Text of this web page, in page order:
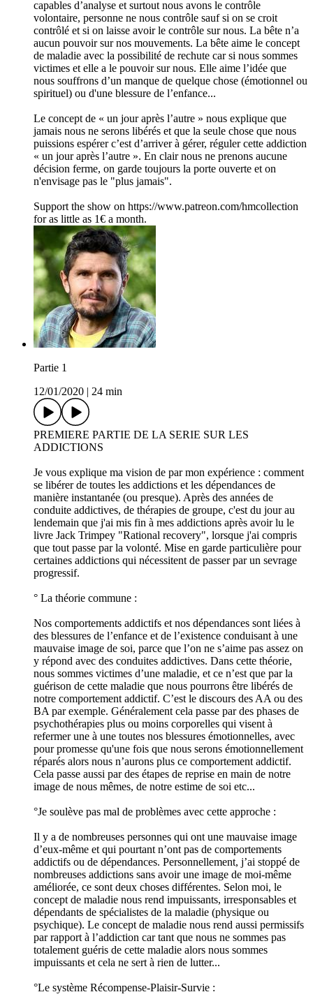
capables d’analyse et surtout nous avons le contrôle
volontaire, personne ne nous contrôle sauf si on se croit
contrôlé et si on laisse avoir le contrôle sur nous. La bête n’a
aucun pouvoir sur nos mouvements. La bête aime le concept
de maladie avec la possibilité de rechute car si nous sommes
victimes et elle a le pouvoir sur nous. Elle aime l’idée que
nous souffrons d’un manque de quelque chose (émotionnel ou
spirituel) ou d'une blessure de l’enfance...
Le concept de « un jour après l’autre » nous explique que
jamais nous ne serons libérés et que la seule chose que nous
puissions espérer c’est d’arriver à gérer, réguler cette addiction
« un jour après l’autre ». En clair nous ne prenons aucune
décision ferme, on garde toujours la porte ouverte et on
n'envisage pas le "plus jamais".
Support the show on https://www.patreon.com/hmcollection
for as little as 1€ a month.
Partie 1
12/01/2020
24 min
PREMIERE PARTIE DE LA SERIE SUR LES
ADDICTIONS
Je vous explique ma vision de par mon expérience : comment
se libérer de toutes les addictions et les dépendances de
manière instantanée (ou presque). Après des années de
conduite addictives, de thérapies de groupe, c'est du jour au
lendemain que j'ai mis fin à mes addictions après avoir lu le
livre Jack Trimpey "Rational recovery", lorsque j'ai compris
que tout passe par la volonté. Mise en garde particulière pour
certaines addictions qui nécessitent de passer par un sevrage
progressif.
° La théorie commune :
Nos comportements addictifs et nos dépendances sont liées à
des blessures de l’enfance et de l’existence conduisant à une
mauvaise image de soi, parce que l’on ne s’aime pas assez on
y répond avec des conduites addictives. Dans cette théorie,
nous sommes victimes d’une maladie, et ce n’est que par la
guérison de cette maladie que nous pourrons être libérés de
notre comportement addictif. C’est le discours des AA ou des
BA par exemple. Généralement cela passe par des phases de
psychothérapies plus ou moins corporelles qui visent à
refermer une à une toutes nos blessures émotionnelles, avec
pour promesse qu'une fois que nous serons émotionnellement
réparés alors nous n’aurons plus ce comportement addictif.
Cela passe aussi par des étapes de reprise en main de notre
image de nous mêmes, de notre estime de soi etc...
°Je soulève pas mal de problèmes avec cette approche :
Il y a de nombreuses personnes qui ont une mauvaise image
d’eux-même et qui pourtant n’ont pas de comportements
addictifs ou de dépendances. Personnellement, j’ai stoppé de
nombreuses addictions sans avoir une image de moi-même
améliorée, ce sont deux choses différentes. Selon moi, le
concept de maladie nous rend impuissants, irresponsables et
dépendants de spécialistes de la maladie (physique ou
psychique). Le concept de maladie nous rend aussi permissifs
par rapport à l’addiction car tant que nous ne sommes pas
totalement guéris de cette maladie alors nous sommes
impuissants et cela ne sert à rien de lutter...
°Le système Récompense-Plaisir-Survie :